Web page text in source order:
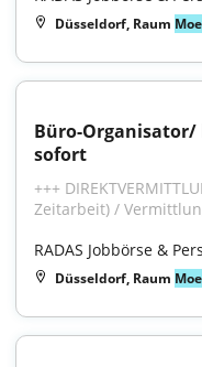
Düsseldorf, Raum
Büro-
sofort
+++
Zeitarbeit) /
RADAS Jobbörse &
Düsseldorf, Raum